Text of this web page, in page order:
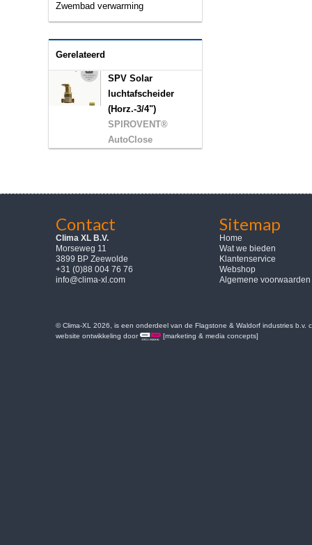
Zwembad verwarming
Gerelateerd
SPV Solar
luchtafscheider
(Horz.-3/4")
SPIROVENT®
AutoClose
Contact
Clima XL B.V.
Morseweg 11
3899 BP Zeewolde
+31 (0)88 004 76 76
info@clima-xl.com
Sitemap
Home
Wat we bieden
Klantenservice
Webshop
Algemene voorwaarden
© Clima-XL 2026, is een onderdeel van de Flagstone & Waldorf industries b.v.
website ontwikkeling door
[marketing & media concepts]